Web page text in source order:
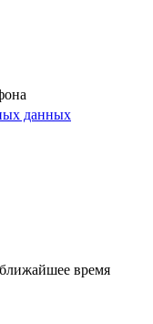
данных
время